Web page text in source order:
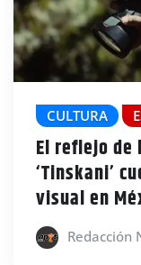
CULTURA
El reflejo de
‘Tinskani’
visual en
Redacción